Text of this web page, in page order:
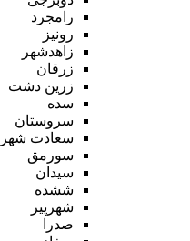
رامجرد
رونیز
زاهدشهر
زرقان
زرین دشت
سده
سروستان
سعادت شهر
سورمق
سیدان
ششده
شهرپیر
صدرا